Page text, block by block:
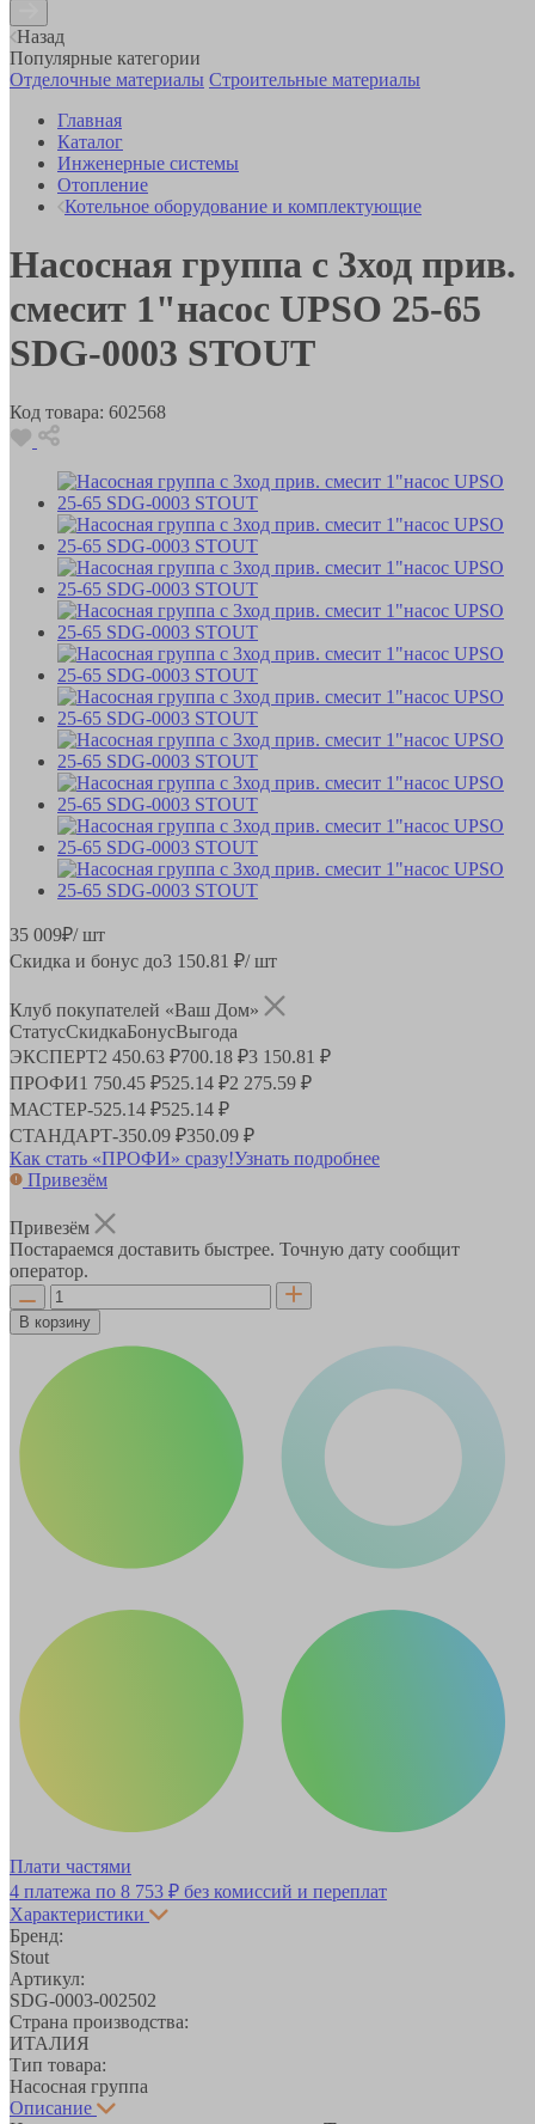
Назад
Популярные категории
Отделочные материалы Строительные материалы
Главная
Каталог
Инженерные системы
Отопление
Котельное оборудование и комплектующие
Насосная группа с 3ход прив.
смесит 1"насос UPSO 25-65
SDG-0003 STOUT
Код товара: 602568
35 009₽/ шт
Скидка и бонус до3 150.81 ₽/ шт
Клуб покупателей «Ваш Дом»
СтатусСкидкаБонусВыгода
ЭКСПЕРТ2 450.63 ₽700.18 ₽3 150.81 ₽
ПРОФИ1 750.45 ₽525.14 ₽2 275.59 ₽
МАСТЕР-525.14 ₽525.14 ₽
СТАНДАРТ-350.09 ₽350.09 ₽
Как стать «ПРОФИ» сразу!Узнать подробнее
Привезём
Привезём
Постараемся доставить быстрее. Точную дату сообщит
оператор.
В корзину
Плати частями
4 платежа по 8 753 ₽ без комиссий и переплат
Характеристики
Бренд:
Stout
Артикул:
SDG-0003-002502
Страна производства:
ИТАЛИЯ
Тип товара:
Насосная группа
Описание